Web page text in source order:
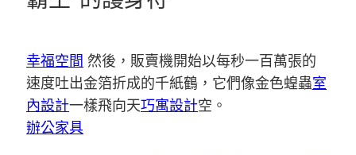
幸福空間 然後，販賣機開始以每秒一百萬張的
速度吐出金箔折成的千紙鶴，它們像金色蝗蟲室
內設計一樣飛向天巧寓設計空。
辦公家具